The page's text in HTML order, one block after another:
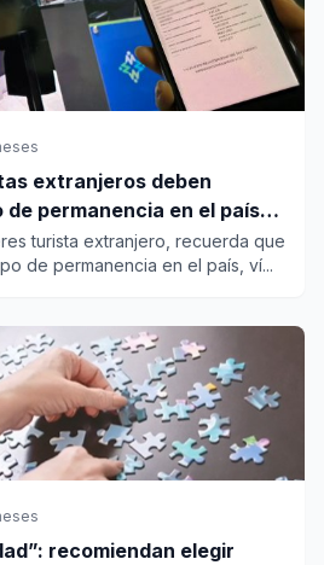
extranjeros deben
permanencia en el país
turista extranjero, recuerda que
de permanencia en el país, ví...
recomiendan elegir